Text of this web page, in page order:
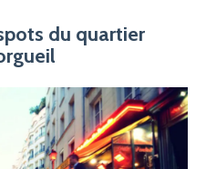
du quartier